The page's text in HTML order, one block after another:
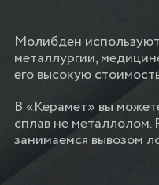
Молибден
металлургии,
его высокую
В «Керамет» вы
сплав не
занимаемся вывозом